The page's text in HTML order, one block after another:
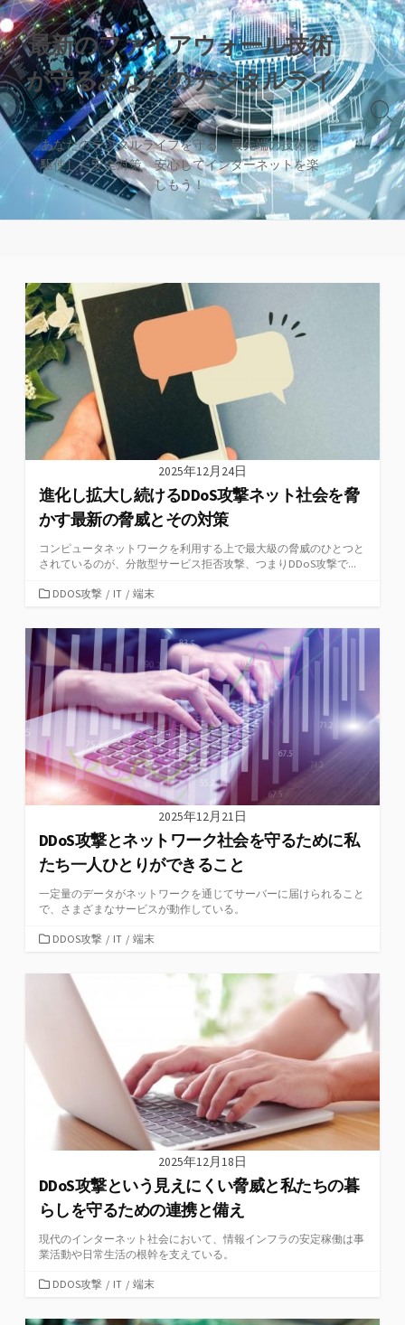
コ
ン
テ
ン
ツ
へ
ッ
最新のファイアウォール技術
が守るあなたのデジタルライ
フ
あなたのデジタルライフを守る、最先端の技術を
駆使した安全対策。安心してインターネットを楽
しもう！
検
索
切
り
替
え
2025年12月24日
進化し拡大し続けるDDoS攻撃ネット社会を脅
かす最新の脅威とその対策
コンピュータネットワークを利用する上で最大級の脅威のひとつと
されているのが、分散型サービス拒否攻撃、つまりDDoS攻撃で...
カ
ゴ
リ
ー
DDOS攻撃 / IT / 端末
2025年12月21日
DDoS攻撃とネットワーク社会を守るために私
たち一人ひとりができること
一定量のデータがネットワークを通じてサーバーに届けられること
で、さまざまなサービスが動作している。
カ
ゴ
DDOS攻撃 / IT / 端末
2025年12月18日
DDoS攻撃という見えにくい脅威と私たちの暮
らしを守るための連携と備え
現代のインターネット社会において、情報インフラの安定稼働は事
業活動や日常生活の根幹を支えている。
カ
ゴ
DDOS攻撃 / IT / 端末